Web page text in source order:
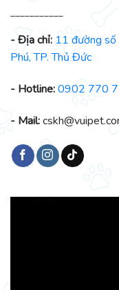
- Địa chỉ: 11 đường số
Phú, TP. Thủ Đức
- Hotline:0902 770
- Mail: